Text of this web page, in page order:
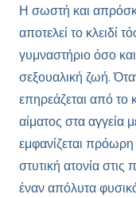
Η σωστή και
αποτελεί το κλειδί
γυμναστήριο όσο
σεξουαλική ζωή.
επηρεάζεται από το
αίματος στα αγγεία
εμφανίζεται
στυτική ατονία
έναν απόλυτα